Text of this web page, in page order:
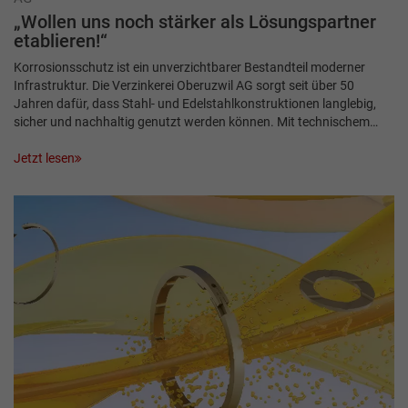
„Wollen uns noch stärker als Lösungspartner
etablieren!“
Korrosionsschutz ist ein unverzichtbarer Bestandteil moderner
Infrastruktur. Die Verzinkerei Oberuzwil AG sorgt seit über 50
Jahren dafür, dass Stahl- und Edelstahlkonstruktionen langlebig,
sicher und nachhaltig genutzt werden können. Mit technischem…
Jetzt lesen